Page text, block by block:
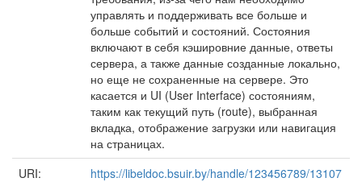
управлять и поддерживать все больше и
больше событий и состояний. Состояния
включают в себя кэшировние данные, ответы
сервера, а также данные созданные локально,
но еще не сохраненные на сервере. Это
касается и UI (User Interface) состояниям,
таким как текущий путь (route), выбранная
вкладка, отображение загрузки или навигация
на страницах.
URI:
https://libeldoc.bsuir.by/handle/123456789/13107